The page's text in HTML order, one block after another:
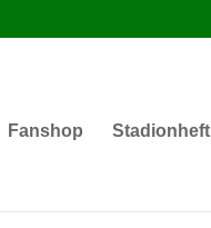
Fanshop Stadionheft